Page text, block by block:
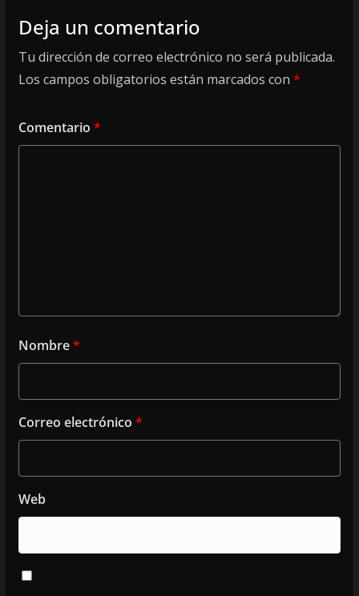
Deja un comentario
Tu dirección de correo electrónico no será publicada.
Los campos obligatorios están marcados con *
Comentario *
Nombre*
Correo electrónico *
Web